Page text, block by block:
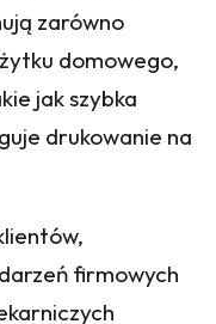
zarówno
domowego,
jak szybka
drukowanie na
firmowych